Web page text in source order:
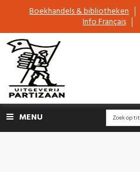
Boekhandels & bibliotheken
Info Français
MENU